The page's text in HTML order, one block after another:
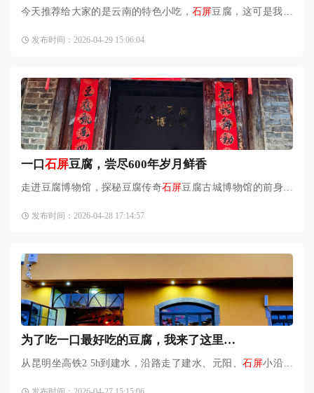
今天推荐给大家的是云南的特色小吃， 石屏豆腐，这可是我自
我试过两家店，第一家是
发布时间：2026-04-29 15:06:04
一口石屏豆腐，尝尽600年岁月鲜香
走进豆腐博物馆，探秘豆腐传奇石屏豆腐古城博物馆的前身是
大字格外醒目。馆内以
发布时间：2026-04-28 17:14:57
为了吃一口最好吃的豆腐，我来了这里…
从昆明坐高铁2 5h到建水，沿路走了建水、元阳、 石屏小沿线